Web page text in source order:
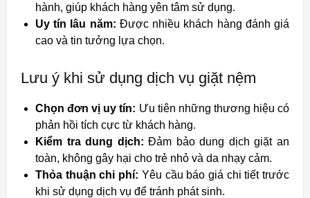
hành, giúp khách hàng yên tâm sử dụng.
Uy tín lâu năm: Được nhiều khách hàng đánh giá
cao và tin tưởng lựa chọn.
Lưu ý khi sử dụng dịch vụ giặt nệm
Chọn đơn vị uy tín: Ưu tiên những thương hiệu có
phản hồi tích cực từ khách hàng.
Kiểm tra dung dịch: Đảm bảo dung dịch giặt an
toàn, không gây hại cho trẻ nhỏ và da nhạy cảm.
Thỏa thuận chi phí: Yêu cầu báo giá chi tiết trước
khi sử dụng dịch vụ để tránh phát sinh.